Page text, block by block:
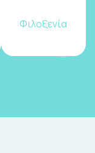
Φιλοξενία